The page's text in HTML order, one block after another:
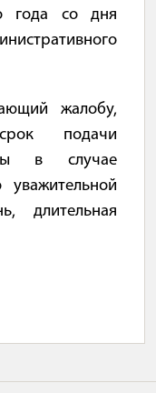
года со дня
жалобу,
подачи
в случае
длительная